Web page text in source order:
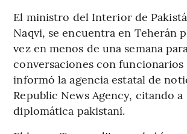
El ministro del Interior de
Naqvi, se encuentra en Teherán
vez en menos de una semana
conversaciones con funcionarios
informó la agencia estatal de
Republic News Agency, citando
diplomática pakistaní.